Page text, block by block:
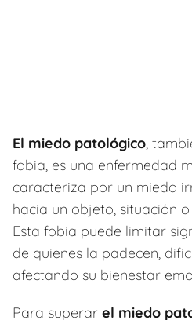
El miedo patológico,
fobia, es una enfermedad
caracteriza por un miedo
hacia un objeto, situación
Esta fobia puede limitar
de quienes la padecen,
afectando su bienestar
Para superar el miedo